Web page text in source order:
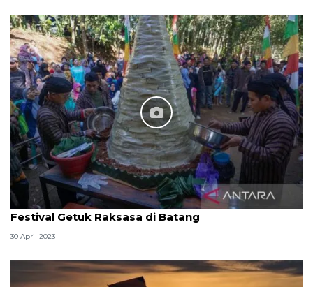
Festival Getuk Raksasa di Batang
30 April 2023